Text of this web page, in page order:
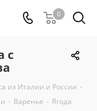
0
с
из Италии и России -
- Варенье - Ягода